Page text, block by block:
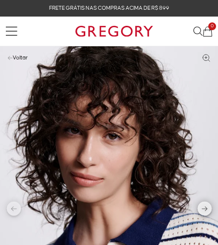
FRETE GRÁTIS NAS COMPRAS ACIMA DE R$ 899
0
Voltar